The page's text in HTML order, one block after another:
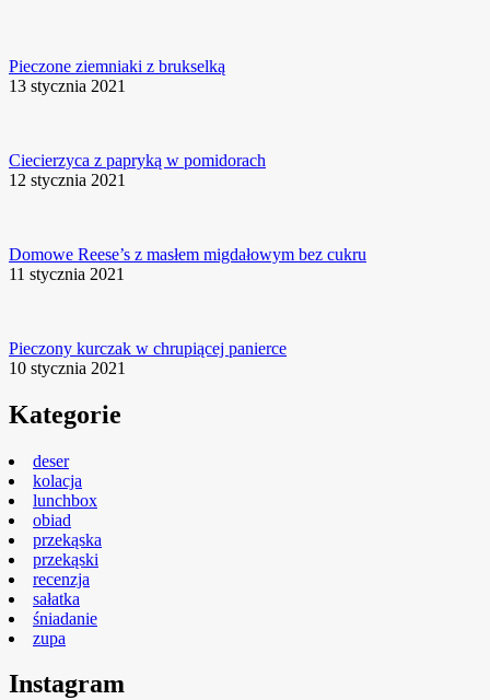
Pieczone ziemniaki z brukselką
13 stycznia 2021
Ciecierzyca z papryką w pomidorach
12 stycznia 2021
Domowe Reese’s z masłem migdałowym bez cukru
11 stycznia 2021
Pieczony kurczak w chrupiącej panierce
10 stycznia 2021
Kategorie
deser
kolacja
lunchbox
obiad
przekąska
przekąski
recenzja
sałatka
śniadanie
zupa
Instagram